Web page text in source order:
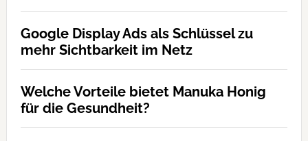
Google Display Ads als Schlüssel zu
mehr Sichtbarkeit im Netz
Welche Vorteile bietet Manuka Honig
für die Gesundheit?